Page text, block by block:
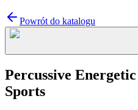
Powrót do katalogu
Percussive
Sports